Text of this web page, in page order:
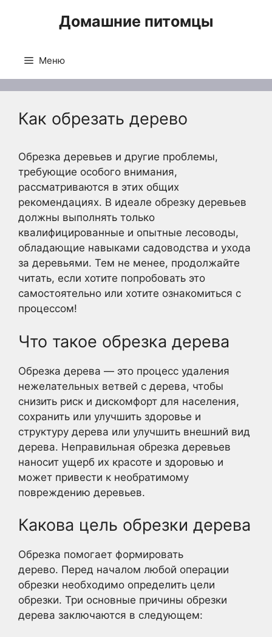
Домашние питомцы
Меню
Как обрезать дерево
Обрезка деревьев и другие проблемы,
требующие особого внимания,
рассматриваются в этих общих
рекомендациях. В идеале обрезку деревьев
должны выполнять только
квалифицированные и опытные лесоводы,
обладающие навыками садоводства и ухода
за деревьями. Тем не менее, продолжайте
читать, если хотите попробовать это
самостоятельно или хотите ознакомиться с
процессом!
Что такое обрезка дерева
Обрезка дерева — это процесс удаления
нежелательных ветвей с дерева, чтобы
снизить риск и дискомфорт для населения,
сохранить или улучшить здоровье и
структуру дерева или улучшить внешний вид
дерева. Неправильная обрезка деревьев
наносит ущерб их красоте и здоровью и
может привести к необратимому
повреждению деревьев.
Какова цель обрезки дерева
Обрезка помогает формировать
дерево. Перед началом любой операции
обрезки необходимо определить цели
обрезки. Три основные причины обрезки
дерева заключаются в следующем: